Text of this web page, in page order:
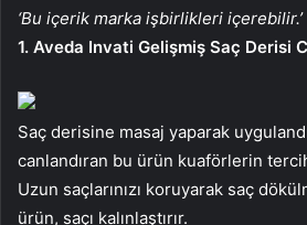
‘Bu içerik marka işbirlikleri içerebilir.’
1. Aveda Invati Gelişmiş Saç Derisi
Saç derisine masaj yaparak
canlandıran bu ürün kuaförlerin
Uzun saçlarınızı koruyarak saç
ürün, saçı kalınlaştırır.